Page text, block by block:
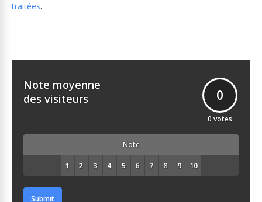
traitées.
Note moyenne
des visiteurs
0
0 votes
Note
Submit